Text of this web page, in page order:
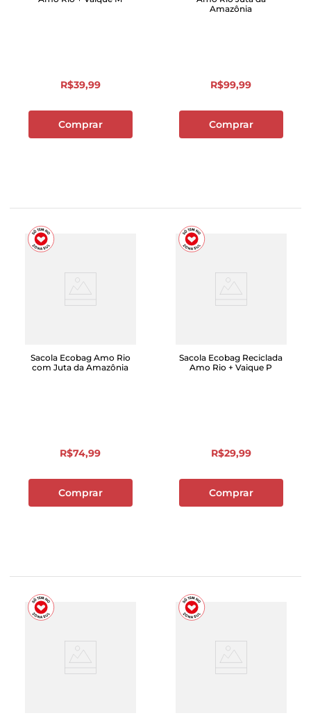
R$39,99
Comprar
Amazônia
R$99,99
Comprar
Sacola Ecobag Amo Rio
com Juta da Amazônia
R$74,99
Comprar
Sacola Ecobag Reciclada
Amo Rio + Vaique P
R$29,99
Comprar